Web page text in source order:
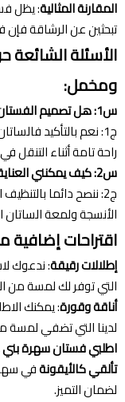
المقارنة المثالية: يظل
تبحثين عن الرشاقة
الأسئلة
ومخمل:
س1: هل تصميم الفستان مريح في الحركة؟
ج1: نعم بالتأكيد
راحة تامة أثناء التنقل
س2: كيف يمكنني العناية بقطعة تجمع بين المخمل والساتان؟
ج2: ننصح دائما
الأنسجة ولمعة الساتان
اقتراحات إضافية
إطلالات رقيقة: ندعوك
التي توفر لك لمسة من
أناقة وقورة: يمكنك
لدينا التي تضفي لمسة
اطلبي فستان سهرة
تألقي كالأيقونةفي
لضمان التميز.